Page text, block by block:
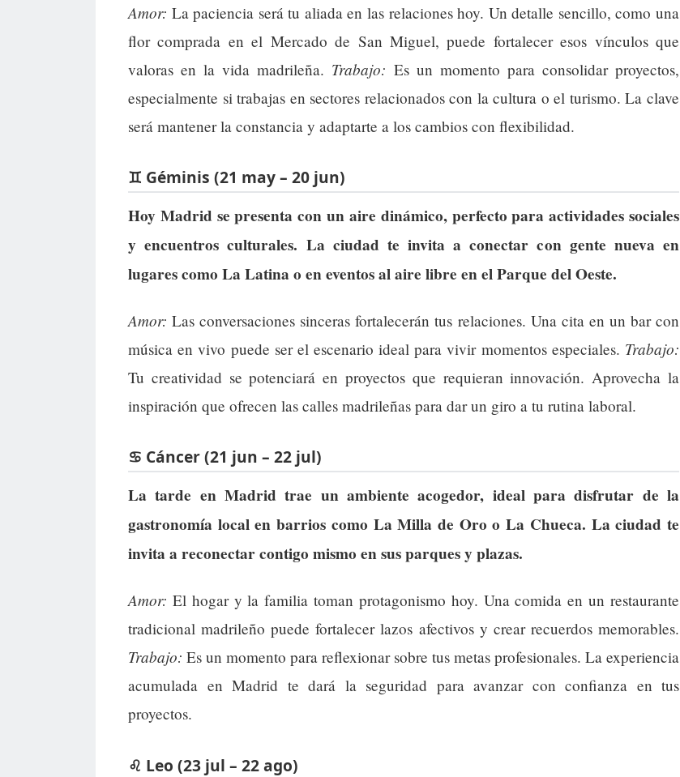
Amor: La paciencia será tu aliada en las relaciones hoy. Un detalle sencillo, como una
flor comprada en el Mercado de San Miguel, puede fortalecer esos vínculos que
valoras en la vida madrileña. Trabajo: Es un momento para consolidar proyectos,
especialmente si trabajas en sectores relacionados con la cultura o el turismo. La clave
será mantener la constancia y adaptarte a los cambios con flexibilidad.
♊ Géminis (21 may – 20 jun)
Hoy Madrid se presenta con un aire dinámico, perfecto para actividades sociales
y encuentros culturales. La ciudad te invita a conectar con gente nueva en
lugares como La Latina o en eventos al aire libre en el Parque del Oeste.
Amor: Las conversaciones sinceras fortalecerán tus relaciones. Una cita en un bar con
música en vivo puede ser el escenario ideal para vivir momentos especiales. Trabajo:
Tu creatividad se potenciará en proyectos que requieran innovación. Aprovecha la
inspiración que ofrecen las calles madrileñas para dar un giro a tu rutina laboral.
♋ Cáncer (21 jun – 22 jul)
La tarde en Madrid trae un ambiente acogedor, ideal para disfrutar de la
gastronomía local en barrios como La Milla de Oro o La Chueca. La ciudad te
invita a reconectar contigo mismo en sus parques y plazas.
Amor: El hogar y la familia toman protagonismo hoy. Una comida en un restaurante
tradicional madrileño puede fortalecer lazos afectivos y crear recuerdos memorables.
Trabajo: Es un momento para reflexionar sobre tus metas profesionales. La experiencia
acumulada en Madrid te dará la seguridad para avanzar con confianza en tus
proyectos.
♌ Leo (23 jul – 22 ago)